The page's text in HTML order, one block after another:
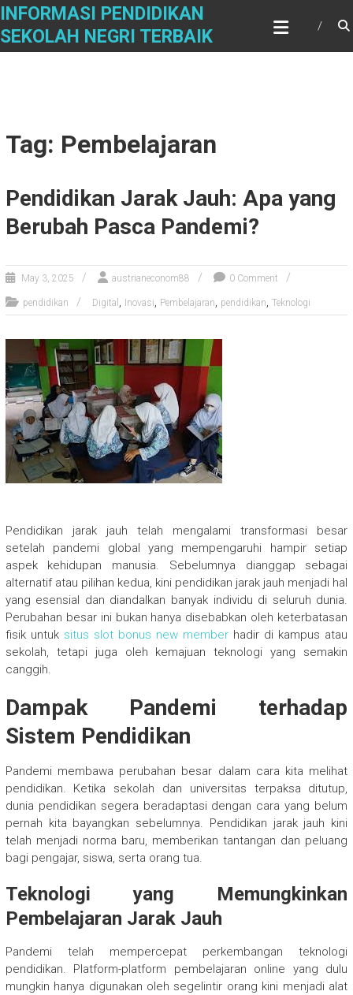
Skip
content
INFORMASI PENDIDIKAN
SEKOLAH NEGRI TERBAIK
Tag: Pembelajaran
Pendidikan Jarak Jauh: Apa yang
Berubah Pasca Pandemi?
May 3, 2025 austrianeconom88 0 Comment
pendidikan Digital , Inovasi, Pembelajaran, pendidikan, Teknologi
Pendidikan jarak jauh telah mengalami transformasi besar
setelah pandemi global yang mempengaruhi hampir setiap
aspek kehidupan manusia. Sebelumnya dianggap sebagai
alternatif atau pilihan kedua, kini pendidikan jarak jauh menjadi hal
yang esensial dan diandalkan banyak individu di seluruh dunia.
Perubahan besar ini bukan hanya disebabkan oleh keterbatasan
fisik untuk situs slot bonus new member hadir di kampus atau
sekolah, tetapi juga oleh kemajuan teknologi yang semakin
canggih.
Dampak Pandemi terhadap
Sistem Pendidikan
Pandemi membawa perubahan besar dalam cara kita melihat
pendidikan. Ketika sekolah dan universitas terpaksa ditutup,
dunia pendidikan segera beradaptasi dengan cara yang belum
pernah kita bayangkan sebelumnya. Pendidikan jarak jauh kini
telah menjadi norma baru, memberikan tantangan dan peluang
bagi pengajar, siswa, serta orang tua.
Teknologi yang Memungkinkan
Pembelajaran Jarak Jauh
Pandemi telah mempercepat perkembangan teknologi
pendidikan. Platform-platform pembelajaran online yang dulu
mungkin hanya digunakan oleh segelintir orang kini menjadi alat